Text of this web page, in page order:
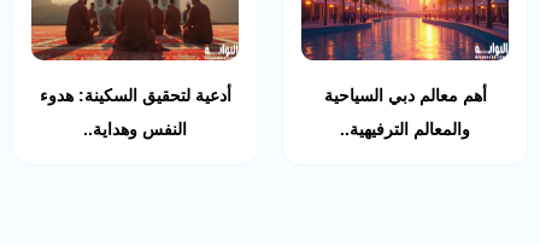
أهم معالم دبي السياحية
والمعالم الترفيهية..
أدعية لتحقيق السكينة: هدوء
النفس وهداية..